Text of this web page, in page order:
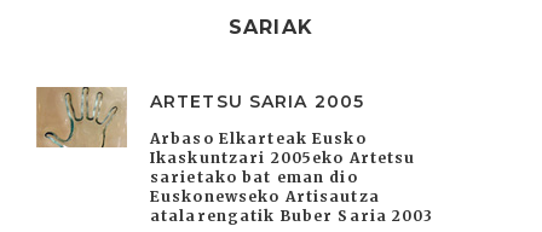
SARIAK
ARTETSU SARIA 2005
Arbaso Elkarteak Eusko
Ikaskuntzari 2005eko Artetsu
sarietako bat eman dio
Euskonewseko Artisautza
atalarengatik Buber Saria 2003